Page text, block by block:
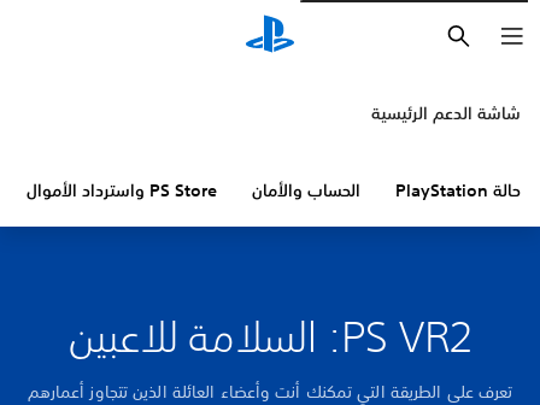
شاشة الدعم الرئيسية
حالة PlayStation الحساب والأمان PS Store واسترداد الأموال
PS VR2: السلامة للاعبين
تعرف على الطريقة التي تمكنك أنت وأعضاء العائلة الذين تتجاوز أعمارهم